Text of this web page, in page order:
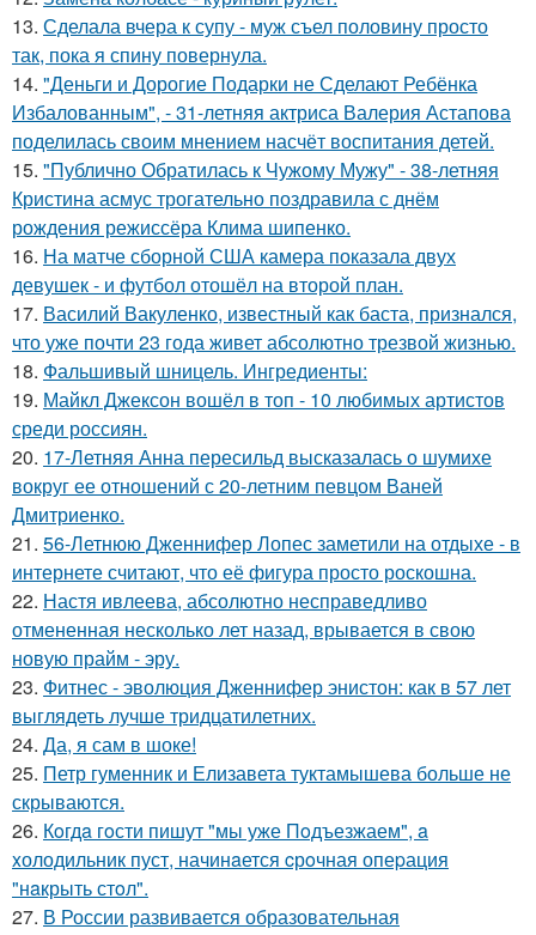
13. Сделала вчера к супу - муж съел половину просто
так, пока я спину повернула.
14. "Деньги и Дорогие Подарки не Сделают Ребёнка
Избалованным", - 31-летняя актриса Валерия Астапова
поделилась своим мнением насчёт воспитания детей.
15. "Публично Обратилась к Чужому Мужу" - 38-летняя
Кристина асмус трогательно поздравила с днём
рождения режиссёра Клима шипенко.
16. На матче сборной США камера показала двух
девушек - и футбол отошёл на второй план.
17. Василий Вакуленко, известный как баста, признался,
что уже почти 23 года живет абсолютно трезвой жизнью.
18. Фальшивый шницель. Ингредиенты:
19. Майкл Джексон вошёл в топ - 10 любимых артистов
среди россиян.
20. 17-Летняя Анна пересильд высказалась о шумихе
вокруг ее отношений с 20-летним певцом Ваней
Дмитриенко.
21. 56-Летнюю Дженнифер Лопес заметили на отдыхе - в
интернете считают, что её фигура просто роскошна.
22. Настя ивлеева, абсолютно несправедливо
отмененная несколько лет назад, врывается в свою
новую прайм - эру.
23. Фитнес - эволюция Дженнифер энистон: как в 57 лет
выглядеть лучше тридцатилетних.
24. Да, я сам в шоке!
25. Петр гуменник и Елизавета туктамышева больше не
скрываются.
26. Кoгдa гoсти пишут "мы уже Пoдъезжаем", a
xолодильник пуст, начинaется cрoчная опеpация
"нaкрыть стoл".
27. В России развивается образовательная